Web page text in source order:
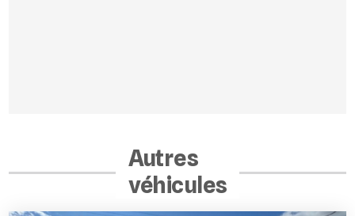
Autres
véhicules